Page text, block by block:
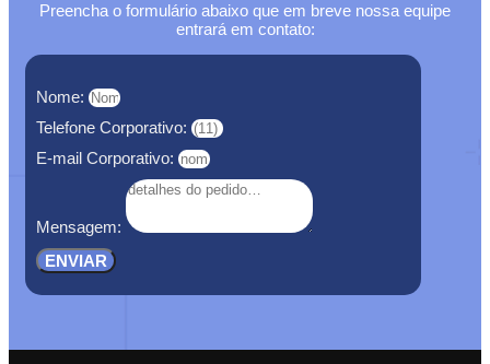
Preencha o formulário abaixo que em breve nossa equipe
entrará em contato:
Nome:
Telefone Corporativo:
E-mail Corporativo:
Mensagem:
ENVIAR